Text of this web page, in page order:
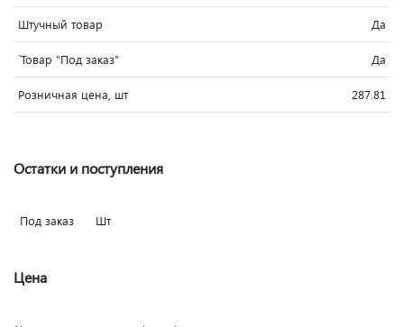
Штучный товар Да
`Товар "Под заказ" Да
Розничная цена, шт 287.81
Остатки и поступления
Под заказ Шт
Цена